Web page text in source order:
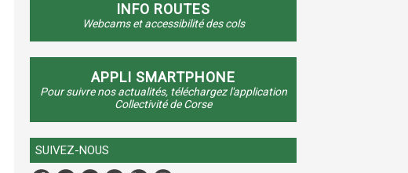
INFO ROUTES
Webcams et accessibilité des cols
APPLI SMARTPHONE
Pour suivre nos actualités, téléchargez l'application
Collectivité de Corse
SUIVEZ-NOUS